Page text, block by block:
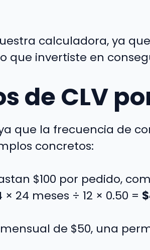
calculadora, ya
que invertiste en
de CLV
que la frecuencia de
concretos:
$100 por pedido,
24 meses ÷ 12 × 0.50 =
de $50, una